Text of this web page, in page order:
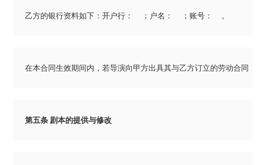
乙方的银行资料如下：开户行：     ；户名：     ；账号：     。
在本合同生效期间内，若导演向甲方出具其与乙方订立的劳动合同（
第五条 剧本的提供与修改